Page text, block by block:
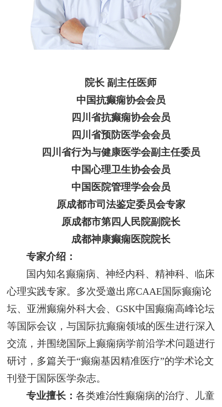
院长 副主任医师
中国抗癫痫协会会员
四川省抗癫痫协会会员
四川省预防医学会会员
四川省行为与健康医学会副主任委员
中国心理卫生协会会员
中国医院管理学会会员
原成都市司法鉴定委员会专家
原成都市第四人民院副院长
成都神康癫痫医院院长
专家介绍：
国内知名癫痫病、神经内科、精神科、临床
心理实践专家。多次受邀出席CAAE国际癫痫论
坛、亚洲癫痫外科大会、GSK中国癫痫高峰论坛
等国际会议，与国际抗癫痫领域的医生进行深入
交流，并围绕国际上癫痫病学前沿学术问题进行
研讨，多篇关于“癫痫基因精准医疗”的学术论文
刊登于国际医学杂志。
专业擅长：各类难治性癫痫病的治疗、儿童